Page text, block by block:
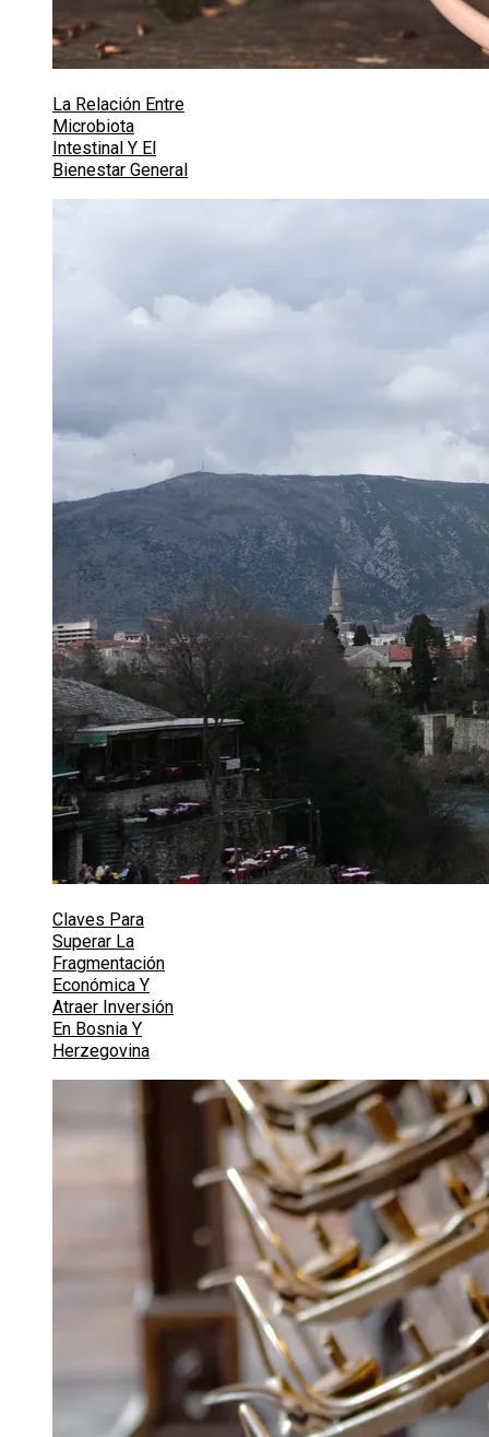
La Relación Entre
Microbiota
Intestinal Y El
Bienestar General
Claves Para
Superar La
Fragmentación
Económica Y
Atraer Inversión
En Bosnia Y
Herzegovina